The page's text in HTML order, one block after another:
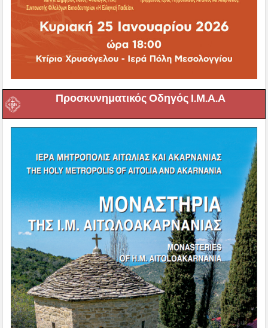
Προσκυνηματικός Οδηγός Ι.Μ.Α.Α